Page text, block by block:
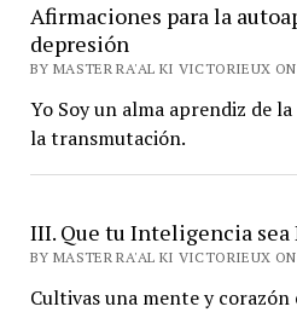
Afirmaciones para la
depresión
BY MASTER RA'AL KI VICTORIEUX ON
Yo Soy un alma aprendiz de
la transmutación.
III. Que tu Inteligencia
BY MASTER RA'AL KI VICTORIEUX
Cultivas una mente y corazón